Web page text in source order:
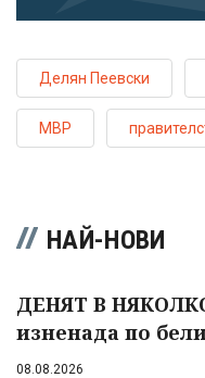
Делян Пеевски
МВР
НАЙ-НОВИ
ДЕНЯТ В
изненада по
08.08.2026